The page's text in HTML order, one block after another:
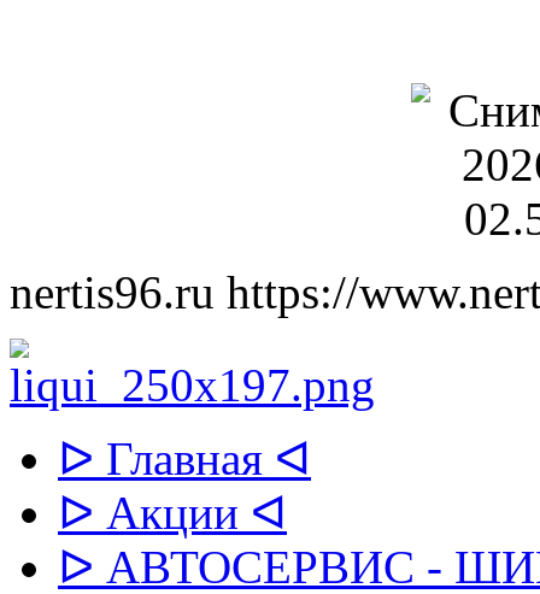
nertis96.ru https://
ᐅ Главная ᐊ
ᐅ Акции ᐊ
ᐅ АВТОСЕРВИС -